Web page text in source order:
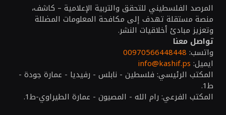
المرصد الفلسطيني للتحقق والتربية الإعلامية – كاشف،
منصة مستقلة تهدف إلى مكافحة المعلومات المضللة
وتعزيز مبادئ أخلاقيات النشر.
تواصل معنا
واتسب: 00970566448448
ايميل: info@kashif.ps
المكتب الرئيسي: فلسطين - نابلس - رفيديا - عمارة جودة -
ط1.
المكتب الفرعي: رام الله - المصيون - عمارة الطيراوي-ط1.